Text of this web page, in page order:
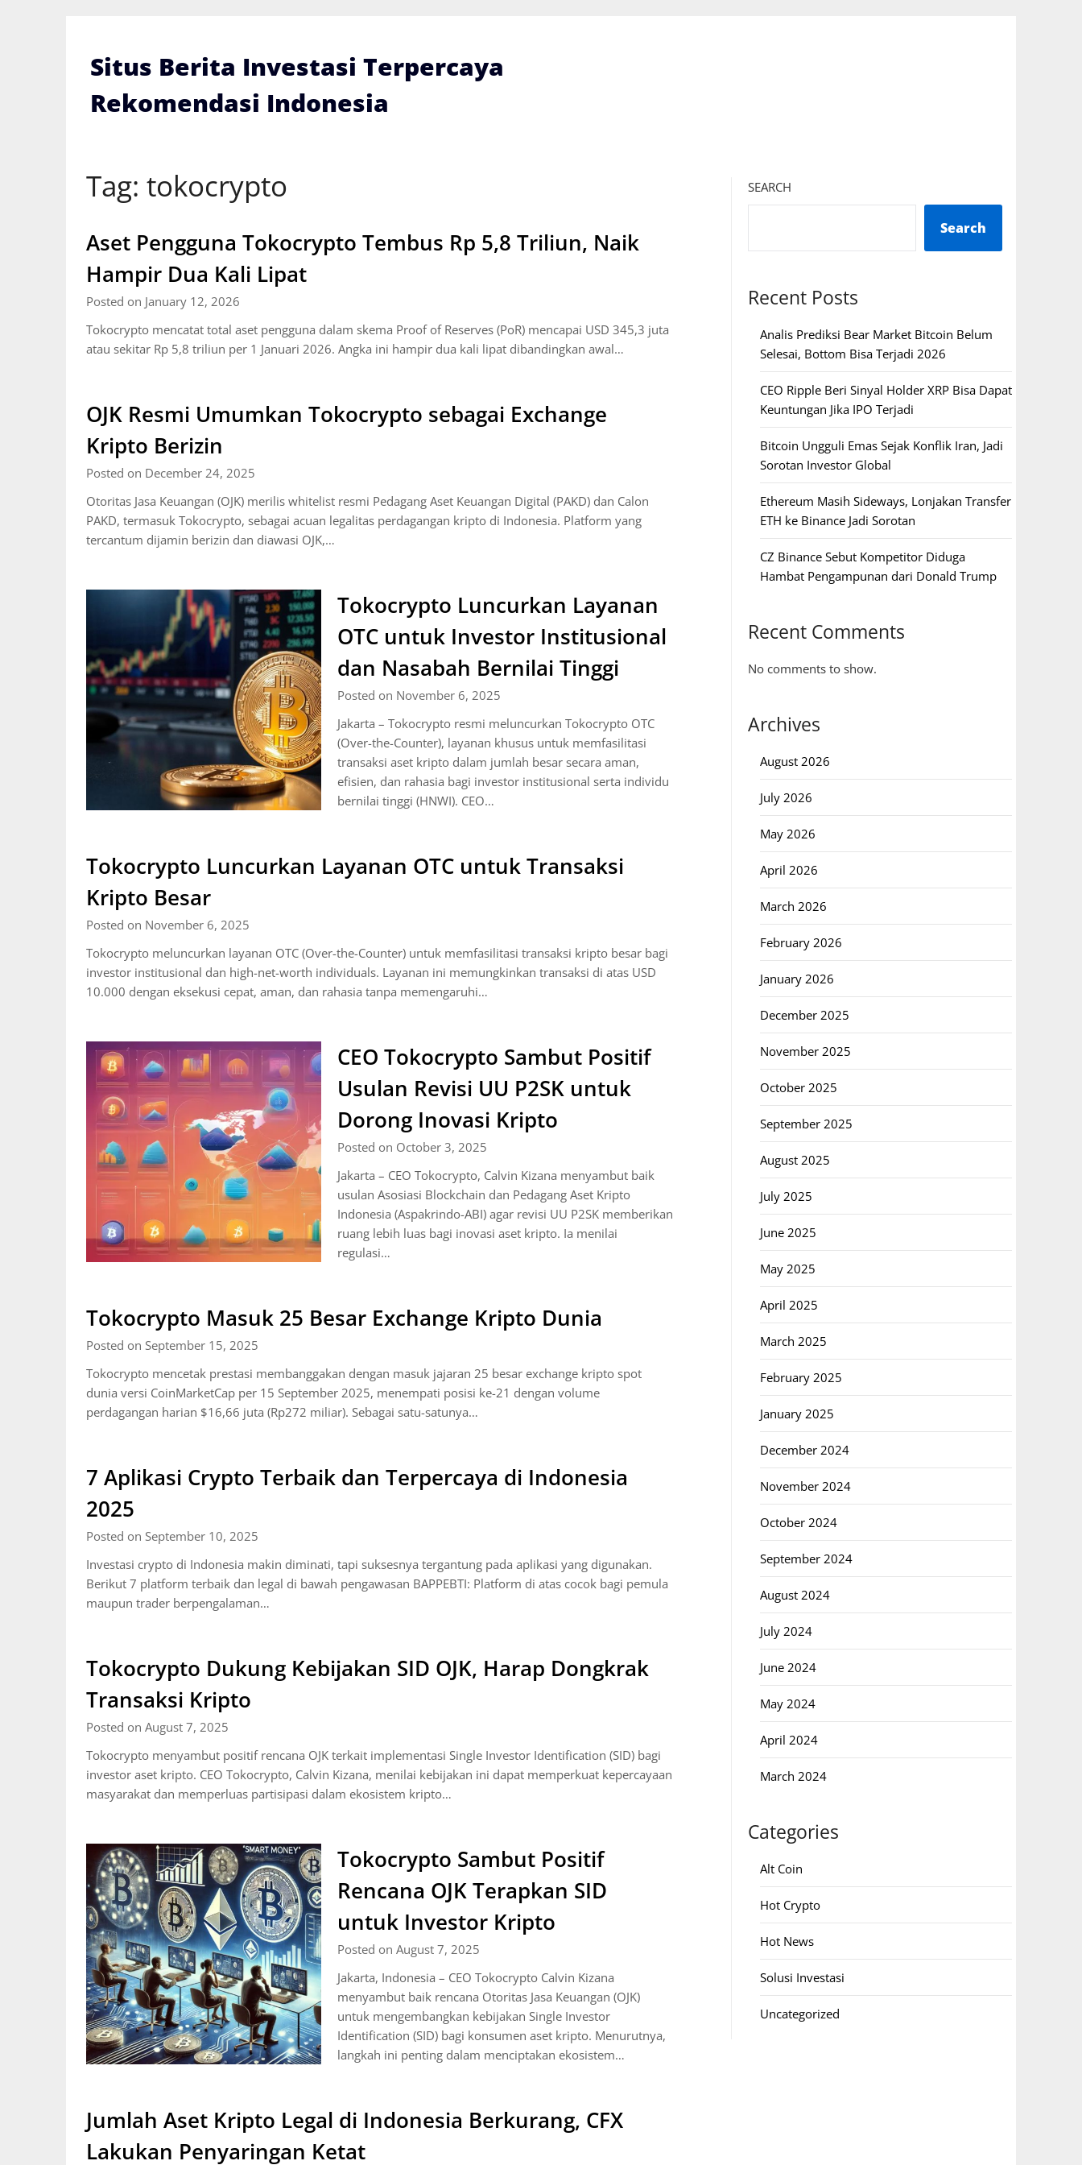
Situs Berita Investasi Terpercaya
Rekomendasi Indonesia
Tag: tokocrypto
Aset Pengguna Tokocrypto Tembus Rp 5,8 Triliun, Naik
Hampir Dua Kali Lipat
Posted on January 12, 2026
Tokocrypto mencatat total aset pengguna dalam skema Proof of Reserves (PoR) mencapai USD 345,3 juta
atau sekitar Rp 5,8 triliun per 1 Januari 2026. Angka ini hampir dua kali lipat dibandingkan awal…
OJK Resmi Umumkan Tokocrypto sebagai Exchange
Kripto Berizin
Posted on December 24, 2025
Otoritas Jasa Keuangan (OJK) merilis whitelist resmi Pedagang Aset Keuangan Digital (PAKD) dan Calon
PAKD, termasuk Tokocrypto, sebagai acuan legalitas perdagangan kripto di Indonesia. Platform yang
tercantum dijamin berizin dan diawasi OJK,…
Tokocrypto Luncurkan Layanan
OTC untuk Investor Institusional
dan Nasabah Bernilai Tinggi
Posted on November 6, 2025
Jakarta – Tokocrypto resmi meluncurkan Tokocrypto OTC
(Over-the-Counter), layanan khusus untuk memfasilitasi
transaksi aset kripto dalam jumlah besar secara aman,
efisien, dan rahasia bagi investor institusional serta individu
bernilai tinggi (HNWI). CEO…
Tokocrypto Luncurkan Layanan OTC untuk Transaksi
Kripto Besar
Posted on November 6, 2025
Tokocrypto meluncurkan layanan OTC (Over-the-Counter) untuk memfasilitasi transaksi kripto besar bagi
investor institusional dan high-net-worth individuals. Layanan ini memungkinkan transaksi di atas USD
10.000 dengan eksekusi cepat, aman, dan rahasia tanpa memengaruhi…
CEO Tokocrypto Sambut Positif
Usulan Revisi UU P2SK untuk
Dorong Inovasi Kripto
Posted on October 3, 2025
Jakarta – CEO Tokocrypto, Calvin Kizana menyambut baik
usulan Asosiasi Blockchain dan Pedagang Aset Kripto
Indonesia (Aspakrindo-ABI) agar revisi UU P2SK memberikan
ruang lebih luas bagi inovasi aset kripto. Ia menilai
regulasi…
Tokocrypto Masuk 25 Besar Exchange Kripto Dunia
Posted on September 15, 2025
Tokocrypto mencetak prestasi membanggakan dengan masuk jajaran 25 besar exchange kripto spot
dunia versi CoinMarketCap per 15 September 2025, menempati posisi ke-21 dengan volume
perdagangan harian $16,66 juta (Rp272 miliar). Sebagai satu-satunya…
7 Aplikasi Crypto Terbaik dan Terpercaya di Indonesia
2025
Posted on September 10, 2025
Investasi crypto di Indonesia makin diminati, tapi suksesnya tergantung pada aplikasi yang digunakan.
Berikut 7 platform terbaik dan legal di bawah pengawasan BAPPEBTI: Platform di atas cocok bagi pemula
maupun trader berpengalaman…
Tokocrypto Dukung Kebijakan SID OJK, Harap Dongkrak
Transaksi Kripto
Posted on August 7, 2025
Tokocrypto menyambut positif rencana OJK terkait implementasi Single Investor Identification (SID) bagi
investor aset kripto. CEO Tokocrypto, Calvin Kizana, menilai kebijakan ini dapat memperkuat kepercayaan
masyarakat dan memperluas partisipasi dalam ekosistem kripto…
Tokocrypto Sambut Positif
Rencana OJK Terapkan SID
untuk Investor Kripto
Posted on August 7, 2025
Jakarta, Indonesia – CEO Tokocrypto Calvin Kizana
menyambut baik rencana Otoritas Jasa Keuangan (OJK)
untuk mengembangkan kebijakan Single Investor
Identification (SID) bagi konsumen aset kripto. Menurutnya,
langkah ini penting dalam menciptakan ekosistem…
Jumlah Aset Kripto Legal di Indonesia Berkurang, CFX
Lakukan Penyaringan Ketat
SEARCH
Search
Recent Posts
Analis Prediksi Bear Market Bitcoin Belum
Selesai, Bottom Bisa Terjadi 2026
CEO Ripple Beri Sinyal Holder XRP Bisa Dapat
Keuntungan Jika IPO Terjadi
Bitcoin Ungguli Emas Sejak Konflik Iran, Jadi
Sorotan Investor Global
Ethereum Masih Sideways, Lonjakan Transfer
ETH ke Binance Jadi Sorotan
CZ Binance Sebut Kompetitor Diduga
Hambat Pengampunan dari Donald Trump
Recent Comments
No comments to show.
Archives
August 2026
July 2026
May 2026
April 2026
March 2026
February 2026
January 2026
December 2025
November 2025
October 2025
September 2025
August 2025
July 2025
June 2025
May 2025
April 2025
March 2025
February 2025
January 2025
December 2024
November 2024
October 2024
September 2024
August 2024
July 2024
June 2024
May 2024
April 2024
March 2024
Categories
Alt Coin
Hot Crypto
Hot News
Solusi Investasi
Uncategorized